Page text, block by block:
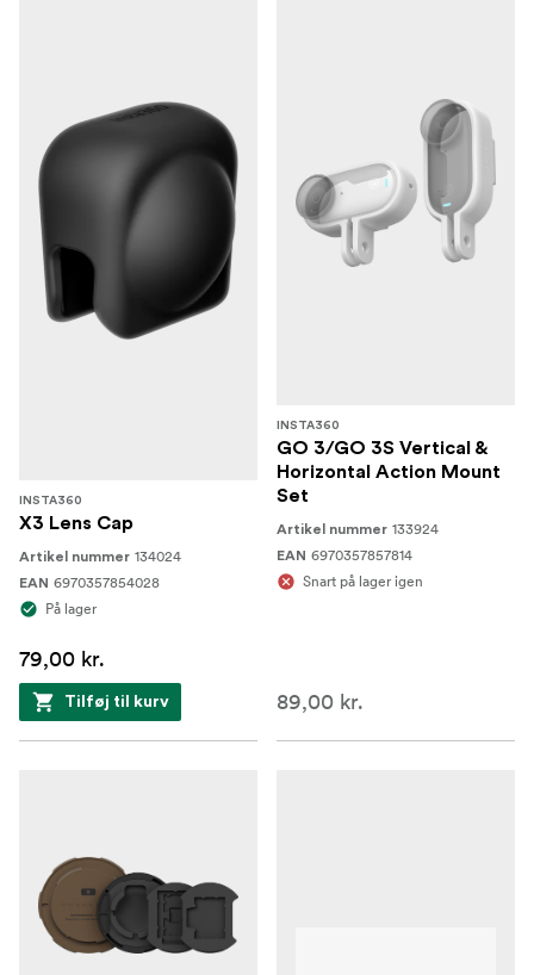
INSTA360
X3 Lens Cap
Artikel nummer 134024
EAN 6970357854028
På lager
79,00 kr.
Tilføj til kurv
INSTA360
GO 3/GO 3S Vertical &
Horizontal Action Mount
Set
Artikel nummer 133924
EAN 6970357857814
Snart på lager igen
89,00 kr.